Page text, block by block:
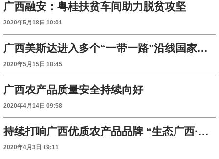
广西融安：粤桂扶贫车间助力脱贫攻坚
2020年5月18日 10:01
广西美斯达进入多个“一带一路”沿线国家市场
2020年5月15日 18:45
广西农产品质量安全持续向好
2020年4月14日 09:58
持续打响广西优质农产品品牌 “生态广西·助农节”开节
2020年4月3日 19:11